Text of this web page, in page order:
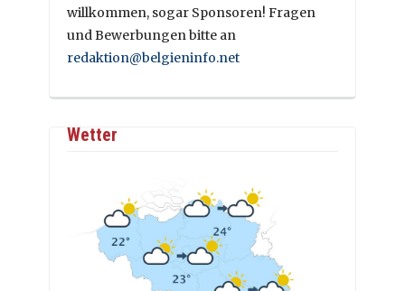
willkommen, sogar Sponsoren! Fragen
und Bewerbungen bitte an
redaktion@belgieninfo.net
Wetter